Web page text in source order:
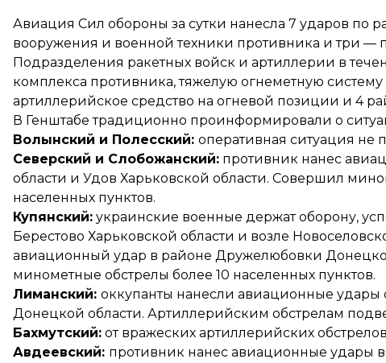
Авиация Сил обороны за сутки нанесла 7 ударов по
вооружения и военной техники противника и три —
Подразделения ракетных войск и артиллерии в
комплекса противника, тяжелую огнеметную
артиллерийское средство на огневой позиции и 4
В Генштабе традиционно проинформировали о
Волынский и Полесский: оперативная ситуация не
Северский и Слобожанский: противник нанес
области и Удов Харьковской области. Совершил
населенных пунктов.
Купянский: украинские военные держат оборону,
Берестово Харьковской области и возле
авиационный удар в районе Дружелюбовки
минометные обстрелы более 10 населенных пунктов.
Лиманский: оккупанты нанесли авиационные удары
Донецкой области. Артиллерийским обстрелам
Бахмутский: от вражеских артиллерийских
Авдеевский: противник нанес авиационные удары